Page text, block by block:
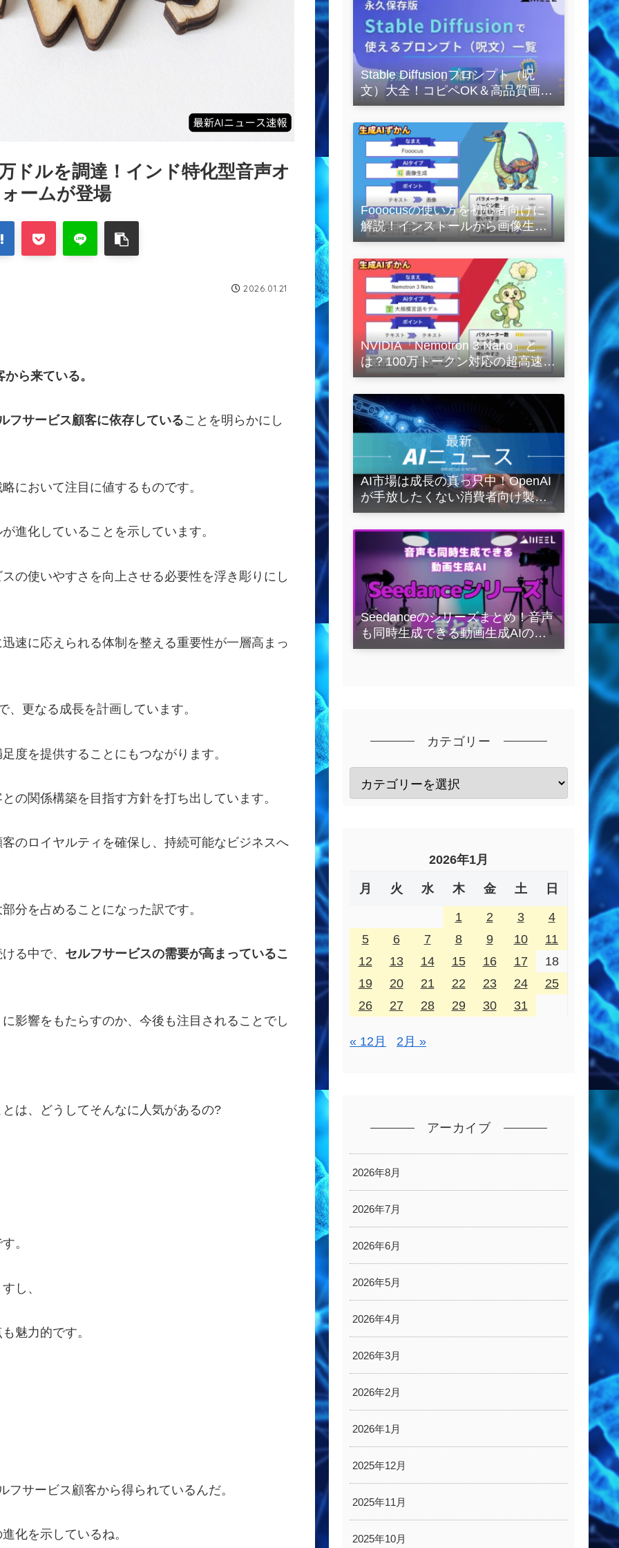
ドルを調達！インド特化型音声オ
ームが登場
2026.01.21
ら来ている。
フサービス顧客に依存していることを明らかにし
において注目に値するものです。
進化していることを示しています。
の使いやすさを向上させる必要性を浮き彫りにし
速に応えられる体制を整える重要性が一層高まっ
更なる成長を計画しています。
度を提供することにもつながります。
の関係構築を目指す方針を打ち出しています。
のロイヤルティを確保し、持続可能なビジネスへ
分を占めることになった訳です。
る中で、 セルフサービスの需要が高まっているこ
影響をもたらすのか、今後も注目されることでし
は、どうしてそんなに人気があるの?
。
し、
魅力的です。
サービス顧客から得られているんだ。
化を示しているね。
Stable Diffusionプロンプト（呪
文）大全！コピペOK＆高品質画像
を作るコツの完全保存版
Fooocusの使い方を初心者向けに
解説！インストールから画像生成
の実践まで紹介
NVIDIA「Nemotron 3 Nano」と
は？100万トークン対応の超高速
LLMを徹底解説
AI市場は成長の真っ只中！OpenAI
が手放したくない消費者向け製品
とは？
Seedanceのシリーズまとめ！音声
も同時生成できる動画生成AIの全
容を解説
カテゴリー
2026年1月
月 火 水 木 金 土 日
1 2 3
4
5
6 7 8 9 10
11
12
13 14 15 16 17
18
19
20 21 22 23 24
25
26
27 28 29 30 31
« 12月 2月 »
アーカイブ
2026年8月
2026年7月
2026年6月
2026年5月
2026年4月
2026年3月
2026年2月
2026年1月
2025年12月
2025年11月
2025年10月